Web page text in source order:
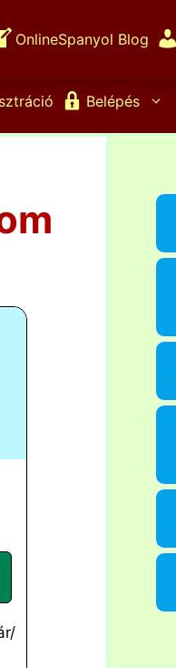
OnlineSpanyol Blog
Belépés